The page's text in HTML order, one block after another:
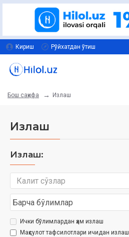
Кириш Рўйхатдан ўтиш
Бош саҳифа Излаш
Излаш
Излаш:
Ички бўлимлардан ҳам излаш
Маҳсулот тафсилотлари ичидан излаш